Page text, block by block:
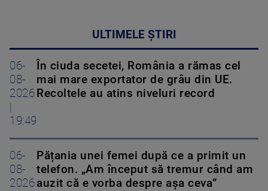
ULTIMELE ȘTIRI
06-
08-
2026
19:49
În ciuda secetei, România a rămas cel
mai mare exportator de grâu din UE.
Recoltele au atins niveluri record
06-
08-
2026
Pățania unei femei după ce a primit un
telefon. „Am început să tremur când am
auzit că e vorba despre așa ceva”